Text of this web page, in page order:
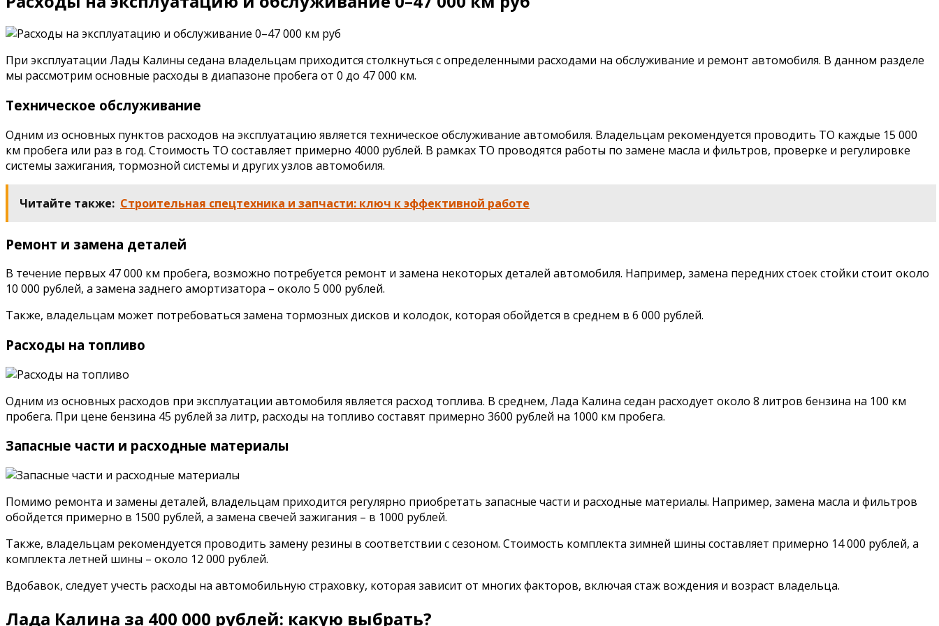
При эксплуатации Лады Калины седана владельцам приходится столкнуться с определенными расходами на обслуживание и ремонт автомобиля. В данном разделе
мы рассмотрим основные расходы в диапазоне пробега от 0 до 47 000 км.
Техническое обслуживание
Одним из основных пунктов расходов на эксплуатацию является техническое обслуживание автомобиля. Владельцам рекомендуется проводить ТО каждые 15 000
км пробега или раз в год. Стоимость ТО составляет примерно 4000 рублей. В рамках ТО проводятся работы по замене масла и фильтров, проверке и регулировке
системы зажигания, тормозной системы и других узлов автомобиля.
Читайте также: Строительная спецтехника и запчасти: ключ к эффективной работе
Ремонт и замена деталей
В течение первых 47 000 км пробега, возможно потребуется ремонт и замена некоторых деталей автомобиля. Например, замена передних стоек стойки стоит около
10 000 рублей, а замена заднего амортизатора – около 5 000 рублей.
Также, владельцам может потребоваться замена тормозных дисков и колодок, которая обойдется в среднем в 6 000 рублей.
Расходы на топливо
Одним из основных расходов при эксплуатации автомобиля является расход топлива. В среднем, Лада Калина седан расходует около 8 литров бензина на 100 км
пробега. При цене бензина 45 рублей за литр, расходы на топливо составят примерно 3600 рублей на 1000 км пробега.
Запасные части и расходные материалы
Помимо ремонта и замены деталей, владельцам приходится регулярно приобретать запасные части и расходные материалы. Например, замена масла и фильтров
обойдется примерно в 1500 рублей, а замена свечей зажигания – в 1000 рублей.
Также, владельцам рекомендуется проводить замену резины в соответствии с сезоном. Стоимость комплекта зимней шины составляет примерно 14 000 рублей, а
комплекта летней шины – около 12 000 рублей.
Вдобавок, следует учесть расходы на автомобильную страховку, которая зависит от многих факторов, включая стаж вождения и возраст владельца.
Лада Калина за 400 000 рублей: какую выбрать?